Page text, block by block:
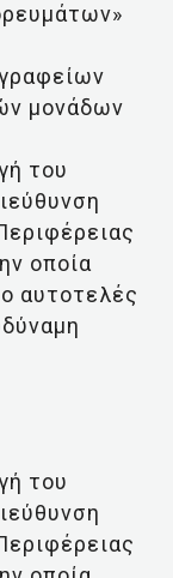
μονάδων
του
οποία
αυτοτελές
του